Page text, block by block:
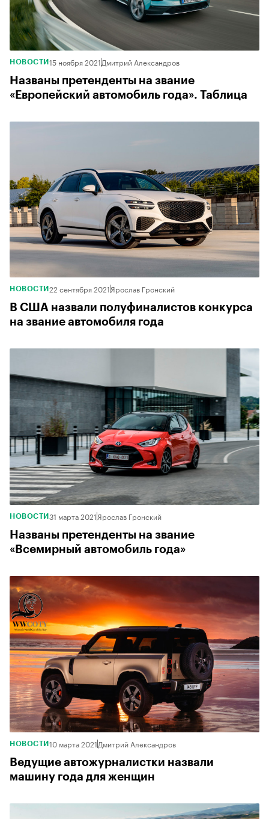
НОВОСТИ 15 ноября 2021Дмитрий Александров
Названы претенденты на звание
«Европейский автомобиль года». Таблица
НОВОСТИ 22 сентября 2021Ярослав Гронский
В США назвали полуфиналистов конкурса
на звание автомобиля года
НОВОСТИ 31 марта 2021Ярослав Гронский
Названы претенденты на звание
«Всемирный автомобиль года»
НОВОСТИ 10 марта 2021Дмитрий Александров
Ведущие автожурналистки назвали
машину года для женщин